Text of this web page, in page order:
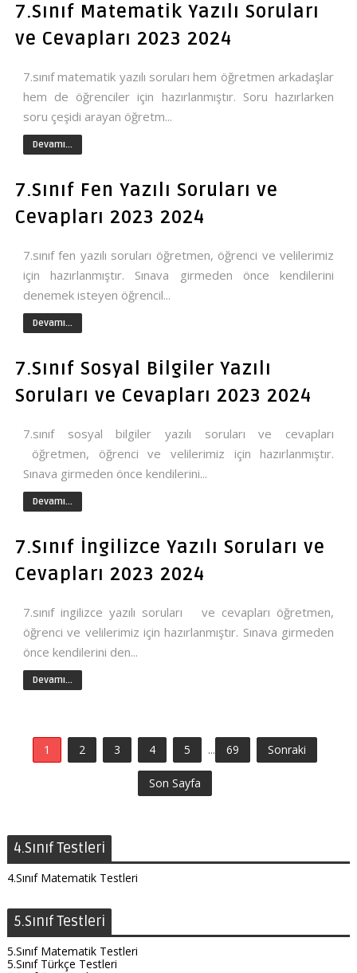
7.Sınıf Matematik Yazılı Soruları
ve Cevapları 2023 2024
7.sınıf matematik yazılı soruları hem öğretmen arkadaşlar
hem de öğrenciler için hazırlanmıştır. Soru hazırlarken
soru çeşidi arayan öğretm...
Devamı...
7.Sınıf Fen Yazılı Soruları ve
Cevapları 2023 2024
7.sınıf fen yazılı soruları öğretmen, öğrenci ve velilerimiz
için hazırlanmıştır. Sınava girmeden önce kendilerini
denemek isteyen öğrencil...
Devamı...
7.Sınıf Sosyal Bilgiler Yazılı
Soruları ve Cevapları 2023 2024
7.sınıf sosyal bilgiler yazılı soruları ve cevapları
öğretmen, öğrenci ve velilerimiz için hazırlanmıştır.
Sınava girmeden önce kendilerini...
Devamı...
7.Sınıf İngilizce Yazılı Soruları ve
Cevapları 2023 2024
7.sınıf ingilizce yazılı soruları ve cevapları öğretmen,
öğrenci ve velilerimiz için hazırlanmıştır. Sınava girmeden
önce kendilerini den...
Devamı...
1 2 3 4 5 ... 69 Sonraki
Son Sayfa
4.Sınıf Testleri
4.Sınıf Matematik Testleri
5.Sınıf Testleri
5.Sınıf Matematik Testleri
5.Sınıf Türkçe Testleri